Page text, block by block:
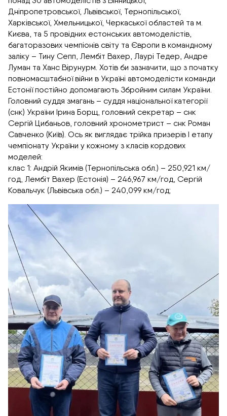
Дніпропетровської, Львівської, Тернопільської,
Харківської, Хмельницької, Черкаської областей та м.
Києва, та 5 провідних естонських автомоделістів,
багаторазових чемпіонів світу та Європи в командному
заліку – Тину Сепп, Лембіт Вахер, Лаурі Тедер, Андре
Луман та Ханс Вірунурм. Хотів би зазначити, що з початку
повномасштабної війни в Україні автомоделісти команди
Естонії постійно допомагають Збройним силам України.
Головний суддя змагань – суддя національної категорії
(снк) України Ірина Борщ, головний секретар – снк
Сергій Цибаньов, головний хронометрист – снк Роман
Савченко (Київ). Ось як виглядає трійка призерів I етапу
чемпіонату України у кожному з класів кордових
моделей:
клас 1: Андрій Якимів (Тернопільська обл.) – 250,921 км/
год, Лембіт Вахер (Естонія) – 246,967 км/год, Сергій
Ковальчук (Львівська обл.) – 240,099 км/год;